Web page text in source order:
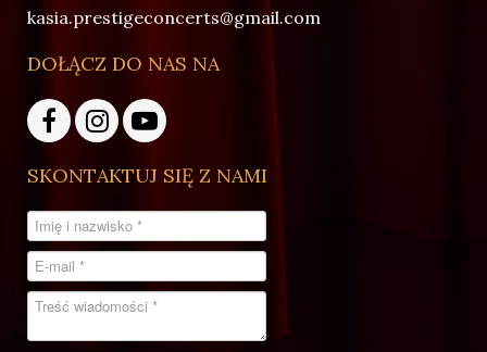
kasia.prestigeconcerts@gmail.com
DOŁĄCZ DO NAS NA
SKONTAKTUJ SIĘ Z NAMI